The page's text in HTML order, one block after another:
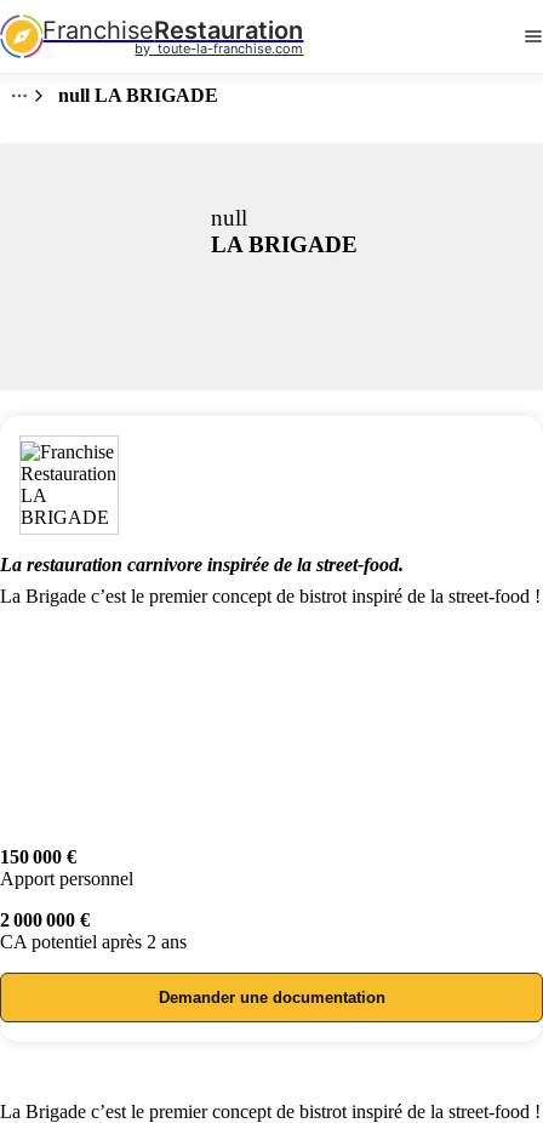
FranchiseRestauration
by  toute-la-franchise.com
null LA BRIGADE
null
LA BRIGADE
La restauration carnivore inspirée de la street-food.
La Brigade c’est le premier concept de bistrot inspiré de la street-food !
150 000 €
Apport personnel
2 000 000 €
CA potentiel après 2 ans
Demander une documentation
La Brigade c’est le premier concept de bistrot inspiré de la street-food !